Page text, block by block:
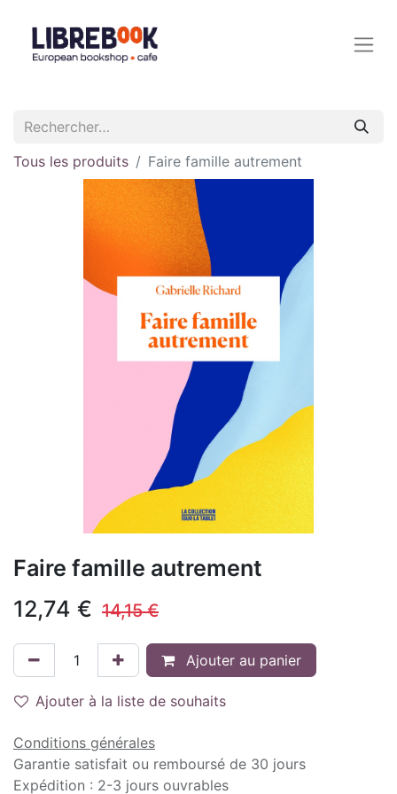
Tous les produits Faire famille autrement
Faire famille autrement
12,74 € 14,15€
Ajouter au panier
Ajouter à la liste de souhaits
Conditions générales
Garantie satisfait ou remboursé de 30 jours
Expédition : 2-3 jours ouvrables